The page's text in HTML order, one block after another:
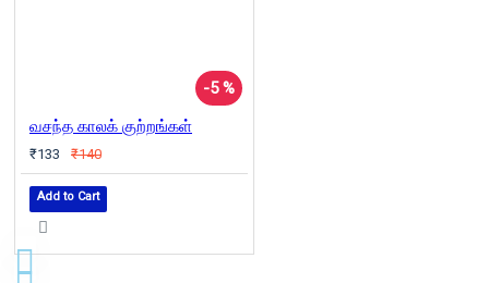
-5 %
வசந்த காலக் குற்றங்கள்
₹133 ₹140
Add to Cart